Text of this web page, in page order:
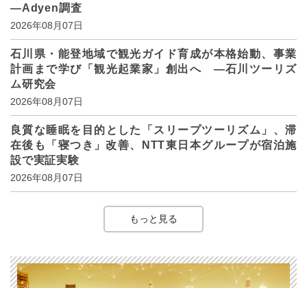
―Adyen調査
2026年08月07日
石川県・能登地域で観光ガイド育成が本格始動、事業
計画まで学び「観光起業家」創出へ ―石川ツーリズ
ム研究会
2026年08月07日
良質な睡眠を目的とした「スリープツーリズム」、滞
在後も「寝つき」改善、NTT東日本グループが宿泊施
設で実証実験
2026年08月07日
もっと見る